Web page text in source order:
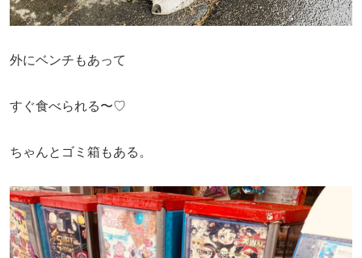
外にベンチもあって
すぐ食べられる〜♡
ちゃんとゴミ箱もある。